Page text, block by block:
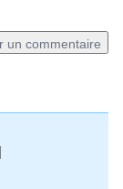
un commentaire